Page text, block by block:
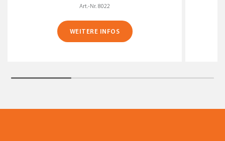
Art.-Nr. 8022
WEITERE INFOS